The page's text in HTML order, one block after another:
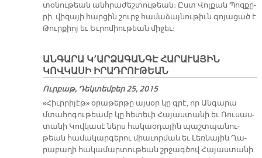
տօ­նու­թեան անհ­րա­ժեշ­տու­թեան։ Ըստ Վոլ­քան Պոզ­քը­
րի, վի­զա­յի հար­ցին շուրջ հա­մա­ձայ­նու­թիւն գո­յա­ցած է
Թուր­քիոյ եւ Եւ­րո­միու­թեան մի­ջեւ։
ԱՆԳԱՐԱ Կ՚ԱՐՁԱԳԱՆԳԷ ՀԱՐԱՒԱՅԻՆ
ԿՈՎԿԱՍԻ ԻՐԱԴՐՈՒԹԵԱՆ
Ուրբաթ, Դեկտեմբեր 25, 2015
«Հիւր­րի­յէթ» օ­րա­թեր­թը այ­սօր կը գրէ, որ Ան­գա­րա
մտա­հո­գու­թեամբ կը հե­տե­ւի Հա­յաս­տա­նի եւ Ռու­սաս­
տա­նի Կով­կա­սէ ներս հա­կաօ­դա­յին պաշտ­պա­նու­
թեան հա­մա­կար­գե­րու միա­ւոր­ման եւ Լեռ­նա­յին Ղա­
րա­բա­ղի հա­կա­մար­տու­թեան շրջագ­ծով Հա­յաս­տա­նի